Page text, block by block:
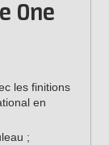
One
les finitions
en
;